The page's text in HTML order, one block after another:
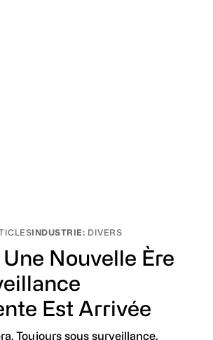
DIVERS
Une Nouvelle Ère
Est Arrivée
Toujours sous surveillance.